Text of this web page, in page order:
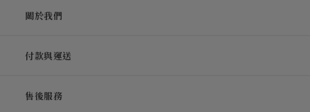
關於我們
付款與運送
售後服務